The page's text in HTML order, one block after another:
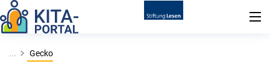
... Gecko